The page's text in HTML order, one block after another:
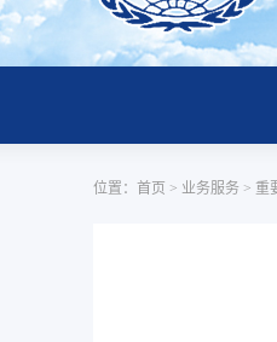
位置： 首页 > 业务服务 > 重